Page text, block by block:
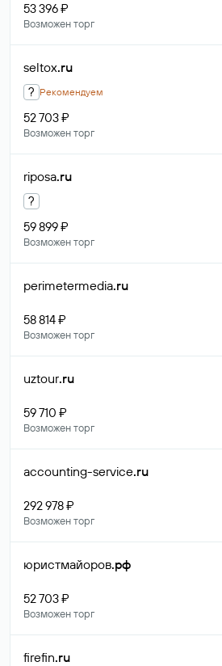
53 396 ₽
Возможен торг
seltox.ru
? Рекомендуем
52 703 ₽
Возможен торг
riposa.ru
?
59 899 ₽
Возможен торг
perimetermedia.ru
58 814 ₽
Возможен торг
uztour.ru
59 710 ₽
Возможен торг
accounting-service.ru
292 978 ₽
Возможен торг
юристмайоров.рф
52 703 ₽
Возможен торг
firefin.ru